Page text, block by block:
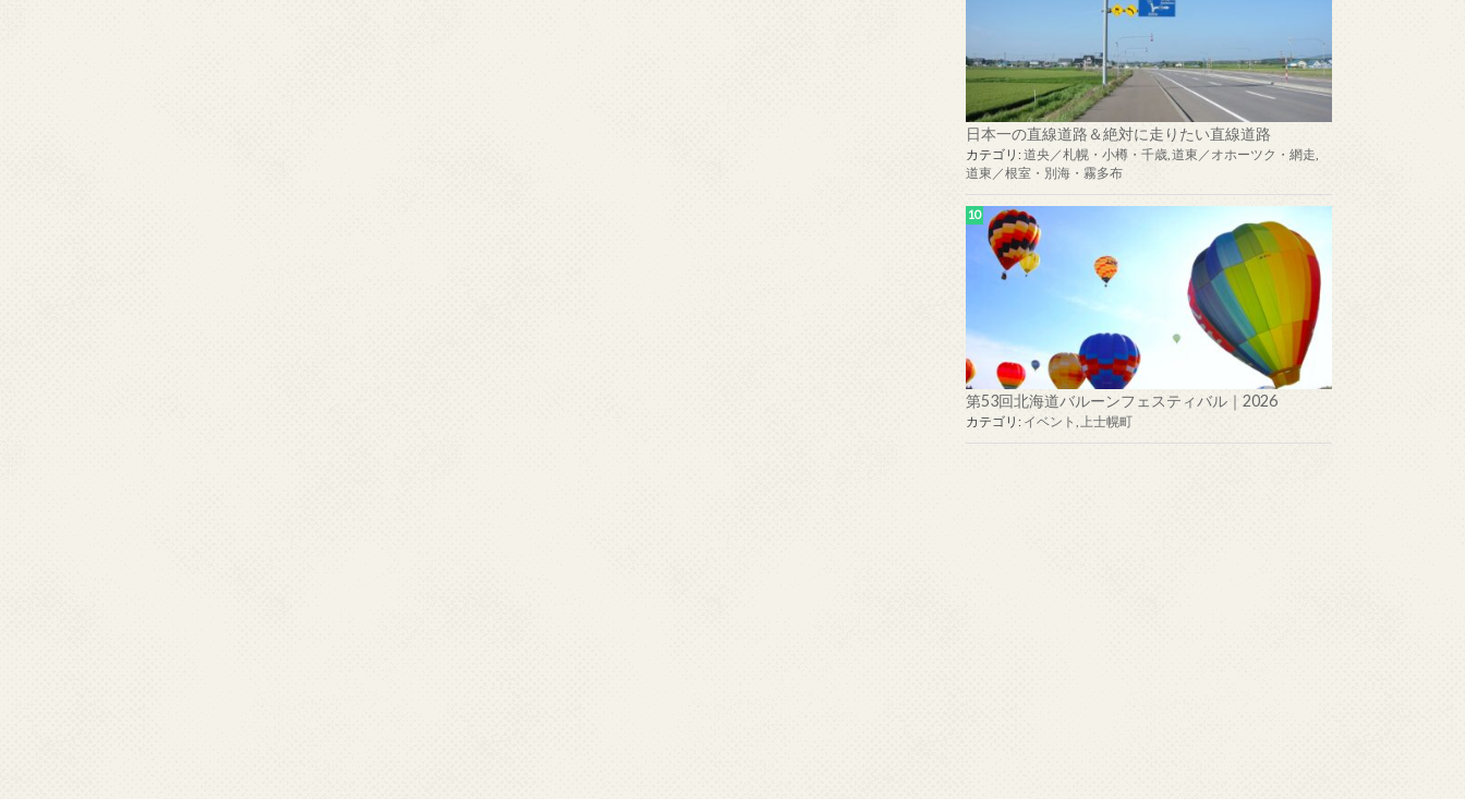
日本一の直線道路＆絶対に走りたい直線道路
カテゴリ: 道央／札幌・小樽・千歳 道東／オホーツク・網走
道東／根室・別海・霧多布
第53回北海道バルーンフェスティバル｜2026
カテゴリ: イベント 上士幌町